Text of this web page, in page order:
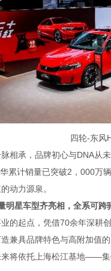
展区 四轮-东风
相承，品牌初心与DNA
累计销量已突破2，000万
动力源泉。
明星车型齐亮相，全系可跨
的起点，凭借70余年深耕
兼具品牌特色与高附加值
将依托上海松江基地——